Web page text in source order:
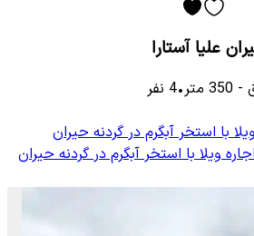
علیا آستارا
-
350 متر•
4 نفر
با استخر آبگرم در گردنه حیران
ویلا با استخر آبگرم در گردنه حیران